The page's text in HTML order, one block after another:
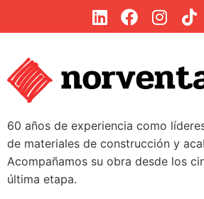
60 años de experiencia como
de materiales de construcción y
Acompañamos su obra desde los
última etapa.